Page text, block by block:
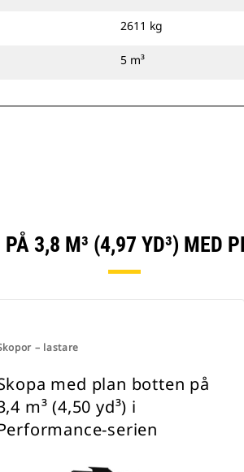
2611 kg
5 m³
3,8 M³ (4,97 YD³) MED
– lastare
med plan botten på
m³ (4,50 yd³) i
serien